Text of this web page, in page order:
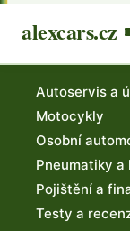
alexcars.cz
Autoservis a
Motocykly
Osobní
Pneumatiky a
Pojištění a
Testy a